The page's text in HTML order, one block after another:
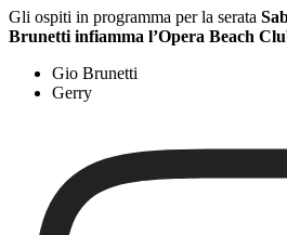
Gli ospiti in programma per la serata
Brunetti infiamma l’Opera Beach
Gio Brunetti
Gerry